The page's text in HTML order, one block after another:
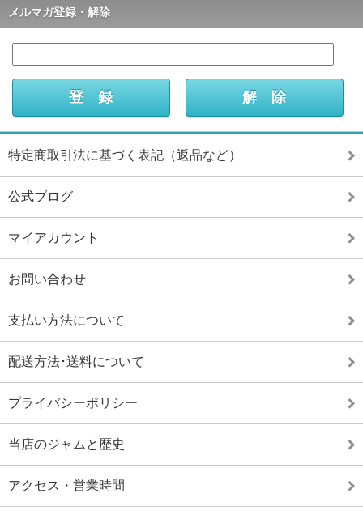
メルマガ登録・解除
特定商取引法に基づく表記（返品など）
公式ブログ
マイアカウント
お問い合わせ
支払い方法について
配送方法･送料について
プライバシーポリシー
当店のジャムと歴史
アクセス・営業時間